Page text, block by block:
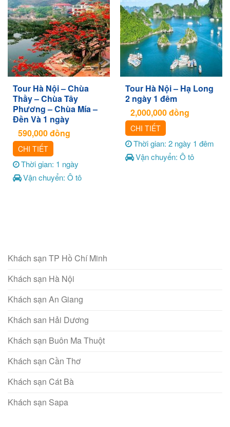
Tour Hà Nội – Chùa
Thầy – Chùa Tây
Phương – Chùa Mía –
Đền Và 1 ngày
590,000đồng
CHI TIẾT
Thời gian: 1 ngày
Vận chuyển: Ô tô
Tour Hà Nội – Hạ Long
2 ngày 1 đêm
2,000,000đồng
CHI TIẾT
Thời gian: 2 ngày 1 đêm
Vận chuyển: Ô tô
Khách sạn TP Hồ Chí Minh
Khách sạn Hà Nội
Khách sạn An Giang
Khách san Hải Dương
Khách sạn Buôn Ma Thuột
Khách sạn Cần Thơ
Khách sạn Cát Bà
Khách sạn Sapa